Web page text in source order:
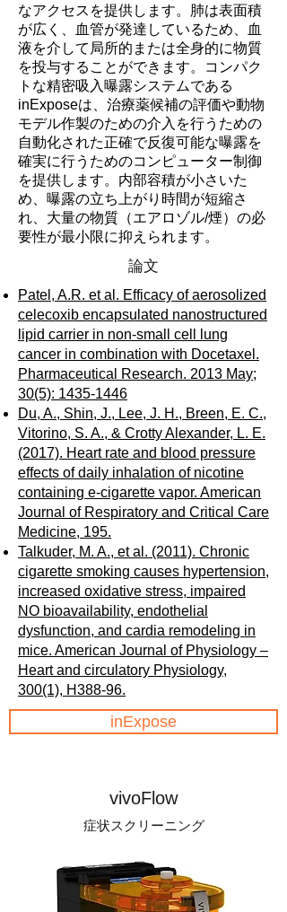
なアクセスを提供します。肺は表面積
が広く、血管が発達しているため、血
液を介して局所的または全身的に物質
を投与することができます。コンパク
トな精密吸入曝露システムである
inExposeは、治療薬候補の評価や動物
モデル作製のための介入を行うための
自動化された正確で反復可能な曝露を
確実に行うためのコンピューター制御
を提供します。内部容積が小さいた
め、曝露の立ち上がり時間が短縮さ
れ、大量の物質（エアロゾル/煙）の必
要性が最小限に抑えられます。
論文
Patel, A.R. et al. Efficacy of aerosolized
celecoxib encapsulated nanostructured
lipid carrier in non-small cell lung
cancer in combination with Docetaxel.
Pharmaceutical Research. 2013 May;
30(5): 1435-1446
Du, A., Shin, J., Lee, J. H., Breen, E. C.,
Vitorino, S. A., & Crotty Alexander, L. E.
(2017). Heart rate and blood pressure
effects of daily inhalation of nicotine
containing e-cigarette vapor. American
Journal of Respiratory and Critical Care
Medicine, 195.
Talkuder, M. A., et al. (2011). Chronic
cigarette smoking causes hypertension,
increased oxidative stress, impaired
NO bioavailability, endothelial
dysfunction, and cardia remodeling in
mice. American Journal of Physiology –
Heart and circulatory Physiology,
300(1), H388-96.
inExpose
vivoFlow
症状スクリーニング